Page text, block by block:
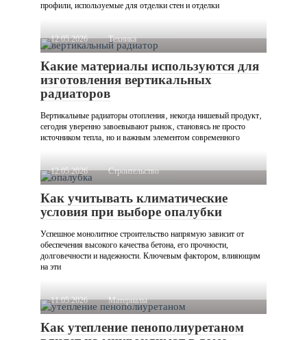
профили, используемые для отделки стен и отделки
12.05.2026 Техника
Какие материалы используются для
изготовления вертикальных
радиаторов
Вертикальные радиаторы отопления‚ некогда нишевый продукт‚
сегодня уверенно завоевывают рынок‚ становясь не просто
источником тепла‚ но и важным элементом современного
12.05.2026 Строительство
Как учитывать климатические
условия при выборе опалубки
Успешное монолитное строительство напрямую зависит от
обеспечения высокого качества бетона, его прочности,
долговечности и надежности. Ключевым фактором, влияющим
на эти
11.05.2026 Материалы
Как утепление пенополиуретаном